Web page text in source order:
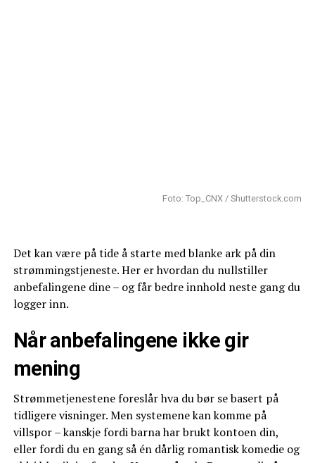
Foto: Top_CNX / Shutterstock.com
Det kan være på tide å starte med blanke ark på din
strømmingstjeneste. Her er hvordan du nullstiller
anbefalingene dine – og får bedre innhold neste gang du
logger inn.
Når anbefalingene ikke gir
mening
Strømmetjenestene foreslår hva du bør se basert på
tidligere visninger. Men systemene kan komme på
villspor – kanskje fordi barna har brukt kontoen din,
eller fordi du en gang så én dårlig romantisk komedie og